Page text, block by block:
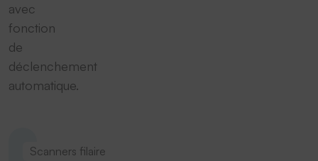
avec
fonction
de
déclenchement
automatique.
Scanners filaire